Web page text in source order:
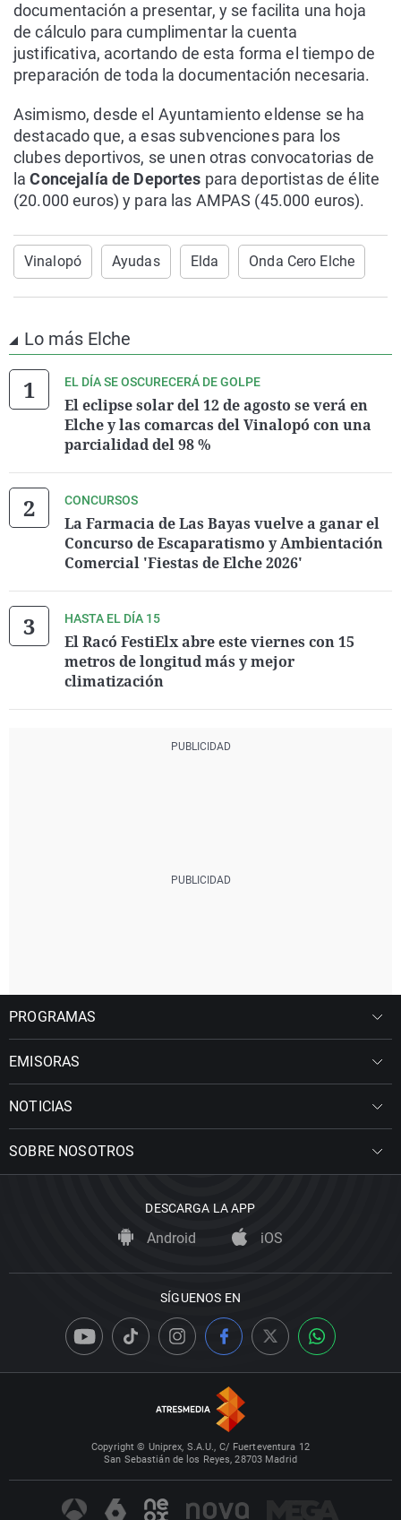
documentación a presentar, y se facilita una hoja
de cálculo para cumplimentar la cuenta
justificativa, acortando de esta forma el tiempo de
preparación de toda la documentación necesaria.
Asimismo, desde el Ayuntamiento eldense se ha
destacado que, a esas subvenciones para los
clubes deportivos, se unen otras convocatorias de
laConcejalía de Deportes para deportistas de élite
(20.000 euros) y para las AMPAS (45.000 euros).
Vinalopó Ayudas Elda Onda Cero Elche
Lo más Elche
EL DÍA SE OSCURECERÁ DE GOLPE
El eclipse solar del 12 de agosto se verá en
Elche y las comarcas del Vinalopó con una
parcialidad del 98 %
CONCURSOS
La Farmacia de Las Bayas vuelve a ganar el
Concurso de Escaparatismo y Ambientación
Comercial 'Fiestas de Elche 2026'
HASTA EL DÍA 15
El Racó FestiElx abre este viernes con 15
metros de longitud más y mejor
climatización
PROGRAMAS
EMISORAS
NOTICIAS
SOBRE NOSOTROS
DESCARGA LA APP
Android iOS
SÍGUENOS EN
Copyright © Uniprex, S.A.U., C/ Fuerteventura 12
San Sebastián de los Reyes, 28703 Madrid